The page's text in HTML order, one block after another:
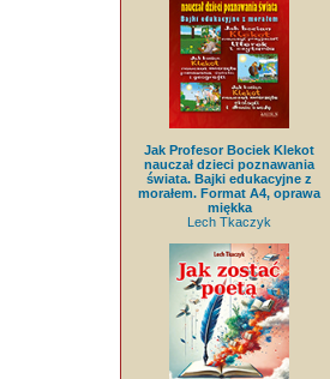
Jak Profesor Bociek Klekot
nauczał dzieci poznawania
świata. Bajki edukacyjne z
morałem. Format A4, oprawa
miękka
Lech Tkaczyk